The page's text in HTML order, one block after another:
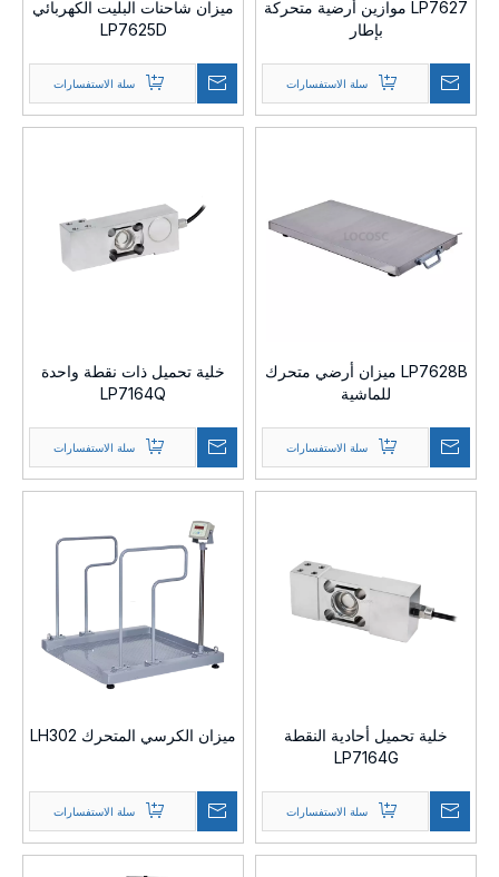
LP7627 موازين أرضية متحركة
بإطار
سلة الاستفسارات
ميزان شاحنات البليت الكهربائي
LP7625D
سلة الاستفسارات
LP7628B ميزان أرضي متحرك
للماشية
سلة الاستفسارات
خلية تحميل ذات نقطة واحدة
LP7164Q
سلة الاستفسارات
خلية تحميل أحادية النقطة
LP7164G
سلة الاستفسارات
ميزان الكرسي المتحرك LH302
سلة الاستفسارات